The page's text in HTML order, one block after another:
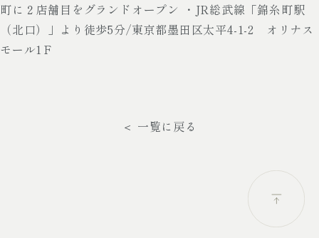
町に２店舗目をグランドオープン ・JR総武線「錦糸町駅
（北口）」より徒歩5分/東京都墨田区太平4-1-2 オリナス
モール1Ｆ
＜ 一覧に戻る